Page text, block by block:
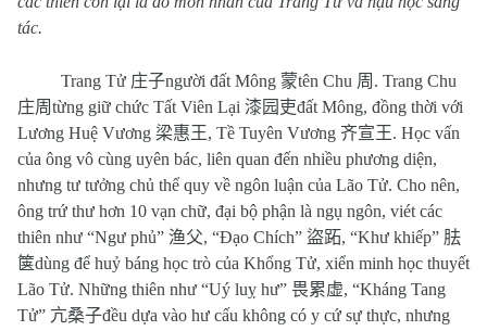
tác.
Trang Tử 庄子người đất Mông 蒙tên Chu 周 . Trang Chu
庄周 từng giữ chức Tất Viên Lại 漆园吏đất Mông, đồng thời với
Lương Huệ Vương 梁惠王, Tề Tuyên Vương 齐宣王. Học vấn
của ông vô cùng uyên bác, liên quan đến nhiều phương diện,
nhưng tư tưởng chủ thể quy về ngôn luận của Lão Tử. Cho nên,
ông trứ thư hơn 10 vạn chữ, đại bộ phận là ngụ ngôn, viét các
thiên như “Ngư phủ” 渔父, “Đạo Chích” 盜跖, “Khư khiếp” 胠
箧dùng để huỷ báng học trò của Khổng Tử, xiển minh học thuyết
Lão Tử. Những thiên như “Uý luỵ hư” 畏累虚, “Kháng Tang
Tử” 亢桑子đều dựa vào hư cấu không có y cứ sự thực, nhưng